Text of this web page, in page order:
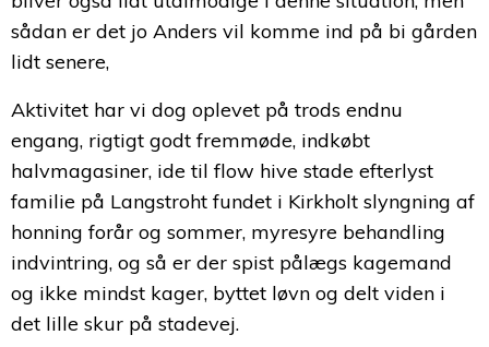
sådan er det jo Anders vil komme ind på bi gården
lidt senere,
Aktivitet har vi dog oplevet på trods endnu
engang, rigtigt godt fremmøde, indkøbt
halvmagasiner, ide til flow hive stade efterlyst
familie på Langstroht fundet i Kirkholt slyngning af
honning forår og sommer, myresyre behandling
indvintring, og så er der spist pålægs kagemand
og ikke mindst kager, byttet løvn og delt viden i
det lille skur på stadevej.